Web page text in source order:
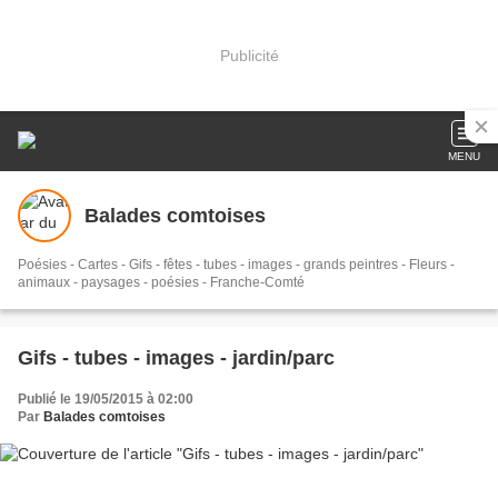
Publicité
MENU
Balades comtoises
Poésies - Cartes - Gifs - fêtes - tubes - images - grands peintres - Fleurs -
animaux - paysages - poésies - Franche-Comté
Gifs - tubes - images - jardin/parc
Publié le 19/05/2015 à 02:00
Par Balades comtoises